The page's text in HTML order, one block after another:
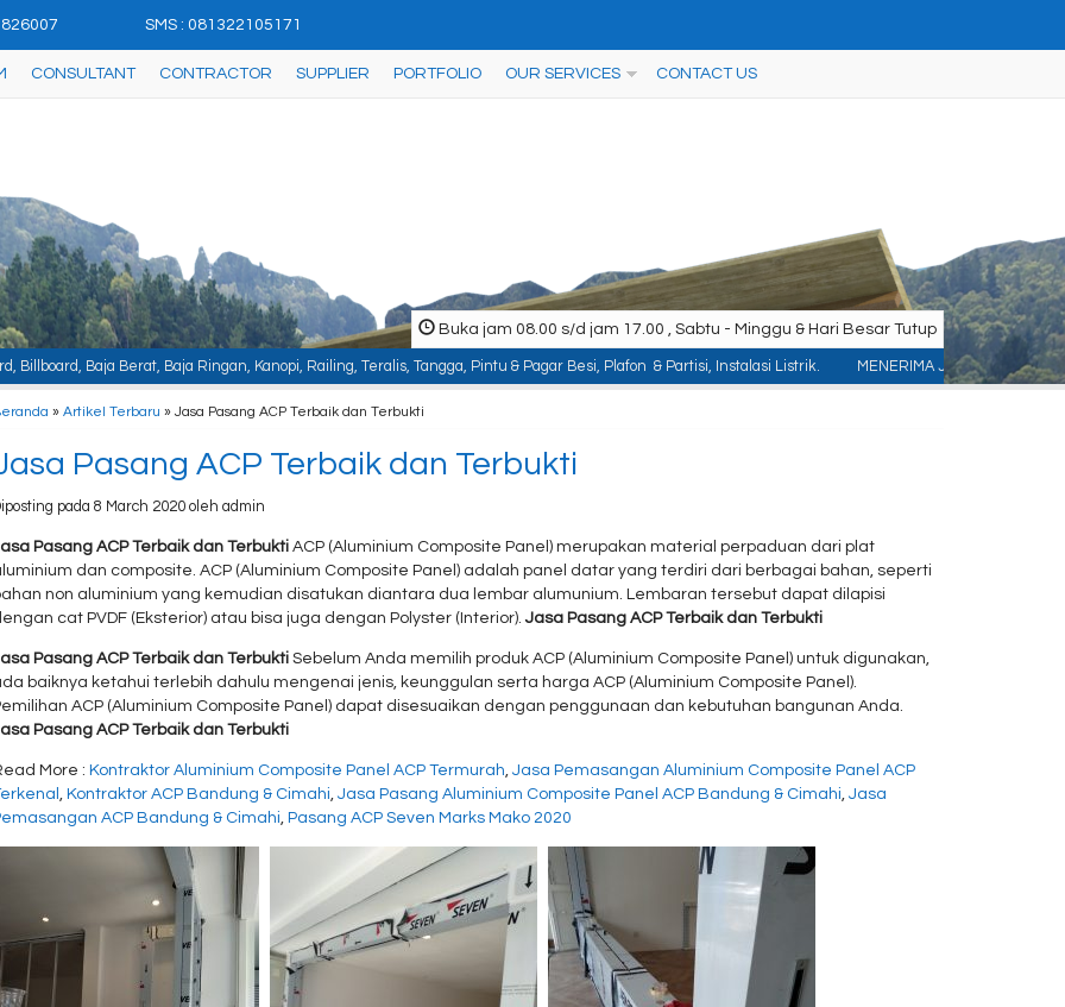
SMS : 081322105171
CONSULTANT CONTRACTOR SUPPLIER PORTFOLIO OUR SERVICES CONTACT US
Buka jam 08.00 s/d jam 17.00 , Sabtu - Minggu & Hari Besar Tutup
Berat, Baja Ringan, Kanopi, Railing, Teralis, Tangga, Pintu & Pagar Besi, Plafon & Partisi, Instalasi Listrik. MENERIMA JASA PEMASANGAN
»Artikel Terbaru » Jasa Pasang ACP Terbaik dan Terbukti
Pasang ACP Terbaik dan Terbukti
pada 8 March 2020 oleh admin
Pasang ACP Terbaik dan TerbuktiACP (Aluminium Composite Panel) merupakan material perpaduan dari plat
dan composite. ACP (Aluminium Composite Panel) adalah panel datar yang terdiri dari berbagai bahan, seperti
non aluminium yang kemudian disatukan diantara dua lembar alumunium. Lembaran tersebut dapat dilapisi
cat PVDF (Eksterior) atau bisa juga dengan Polyster (Interior).Jasa Pasang ACP Terbaik dan Terbukti
Pasang ACP Terbaik dan TerbuktiSebelum Anda memilih produk ACP (Aluminium Composite Panel) untuk digunakan,
baiknya ketahui terlebih dahulu mengenai jenis, keunggulan serta harga ACP (Aluminium Composite Panel).
ACP (Aluminium Composite Panel) dapat disesuaikan dengan penggunaan dan kebutuhan bangunan Anda.
Pasang ACP Terbaik dan Terbukti
More :Kontraktor Aluminium Composite Panel ACP Termurah,Jasa Pemasangan Aluminium Composite Panel ACP
,Kontraktor ACP Bandung & Cimahi,Jasa Pasang Aluminium Composite Panel ACP Bandung & Cimahi,Jasa
ACP Bandung & Cimahi,Pasang ACP Seven Marks Mako 2020